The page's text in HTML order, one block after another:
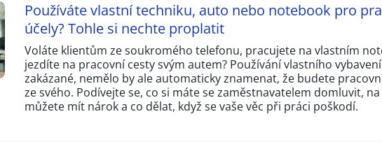
Používáte vlastní techniku, auto nebo notebook pro
účely? Tohle si nechte proplatit
Voláte klientům ze soukromého telefonu, pracujete na vlastním
jezdíte na pracovní cesty svým autem? Používání vlastního
zakázané, nemělo by ale automaticky znamenat, že budete
ze svého. Podívejte se, co si máte se zaměstnavatelem domluvit,
můžete mít nárok a co dělat, když se vaše věc při práci poškodí.